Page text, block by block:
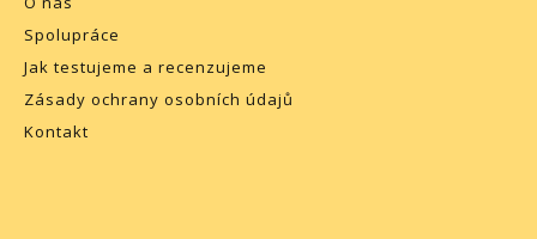
Spolupráce
Jak testujeme a recenzujeme
Zásady ochrany osobních údajů
Kontakt